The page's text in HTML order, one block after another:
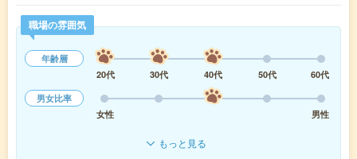
職場の雰囲気
年齢層
20代
30代 40代 50代
60代
男女比率
女性
男性
もっと見る